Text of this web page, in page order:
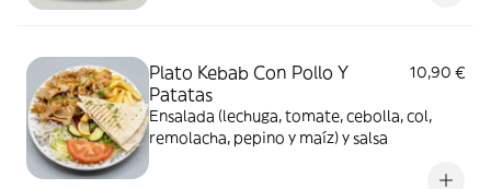
Plato Kebab Con Pollo Y
Patatas
10,90 €
Ensalada (lechuga, tomate, cebolla, col,
remolacha, pepino y maíz) y salsa